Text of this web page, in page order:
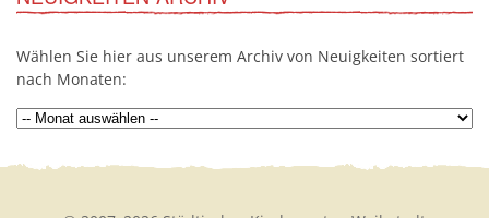
Wählen Sie hier aus unserem Archiv von Neuigkeiten sortiert
nach Monaten: